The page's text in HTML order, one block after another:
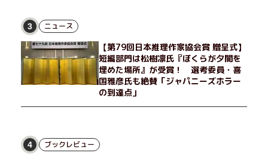
3 ニュース
【第79回日本推理作家協会賞 贈呈式】
短編部門は松樹凛氏『ぼくらが夕闇を
埋めた場所』が受賞！ 選考委員・喜
国雅彦氏も絶賛「ジャパニーズホラー
の到達点」
4 ブックレビュー